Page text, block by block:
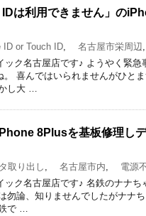
は利用できません」の
or Touch ID, 名古屋市栄周辺,
ック名古屋店です♪ ようやく緊
。 喜んではいられませんがひと
し大 …
8Plusを基板修理し
取り出し , 名古屋市内, 電源
ック名古屋店です♪ 名鉄のナナち
勿論、知りませんでしたがナナ
で …